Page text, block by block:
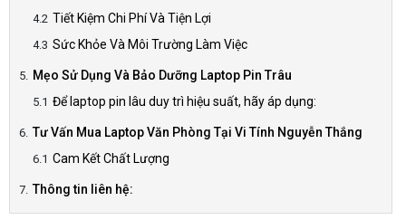
Tiết Kiệm Chi Phí Và Tiện Lợi
Sức Khỏe Và Môi Trường Làm Việc
Mẹo Sử Dụng Và Bảo Dưỡng Laptop Pin Trâu
Để laptop pin lâu duy trì hiệu suất, hãy áp dụng:
Tư Vấn Mua Laptop Văn Phòng Tại Vi Tính Nguyễn Thắng
Cam Kết Chất Lượng
Thông tin liên hệ: